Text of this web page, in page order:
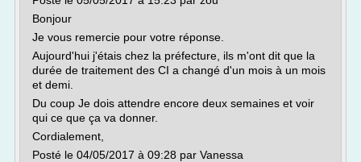
Bonjour
Je vous remercie pour votre réponse.
Aujourd'hui j'étais chez la préfecture, ils m'ont dit que la
durée de traitement des CI a changé d'un mois à un mois
et demi.
Du coup Je dois attendre encore deux semaines et voir
qui ce que ça va donner.
Cordialement,
Posté le 04/05/2017 à 09:28 par Vanessa